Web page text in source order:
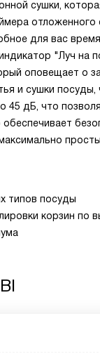
сушки,
отложенного
для вас
"Луч на
оповещает о
и сушки
45 дБ, что
типов посуды
корзин по